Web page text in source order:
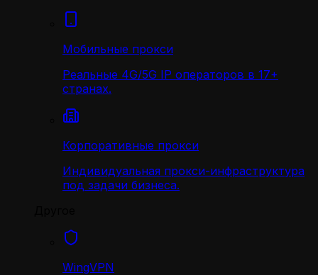
Мобильные прокси
Реальные 4G/5G IP операторов в 17+
странах.
Корпоративные прокси
Индивидуальная прокси-инфраструктура
под задачи бизнеса.
WingVPN